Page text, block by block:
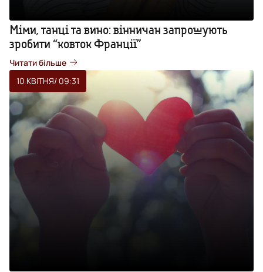
Міми, танці та вино: вінничан запрошують
зробити “ковток Франції”
Читати більше
10 КВІТНЯ/ 09:31